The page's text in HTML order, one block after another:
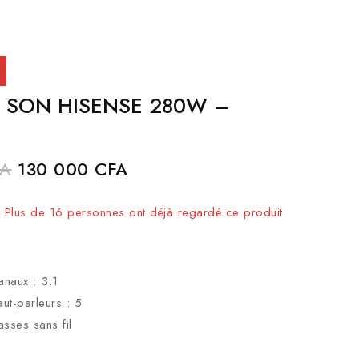
SON HISENSE 280W –
130 000 CFA
au cours des 19 dernières heures
de 16 personnes ont déjà regardé ce produit
: 3.1
parleurs : 5
sans fil